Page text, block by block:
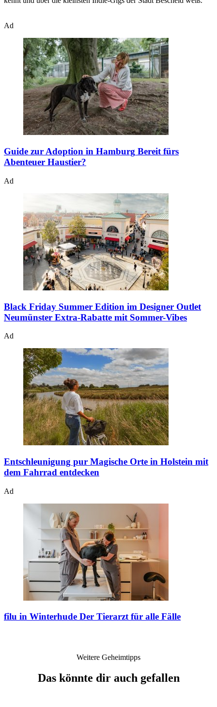
Ad
Guide zur Adoption in Hamburg Bereit fürs
Abenteuer Haustier?
Ad
Black Friday Summer Edition im Designer Outlet
Neumünster Extra-Rabatte mit Sommer-Vibes
Ad
Entschleunigung pur Magische Orte in Holstein mit
dem Fahrrad entdecken
Ad
filu in Winterhude Der Tierarzt für alle Fälle
Weitere Geheimtipps
Das könnte dir auch gefallen